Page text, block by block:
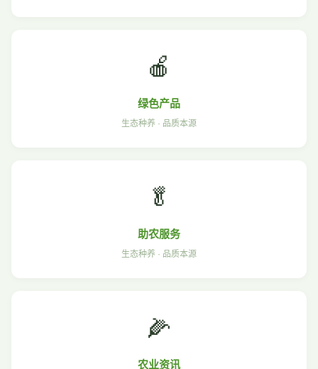
🍎
绿色产品
生态种养 · 品质本源
🥬
助农服务
生态种养 · 品质本源
🌽
农业资讯